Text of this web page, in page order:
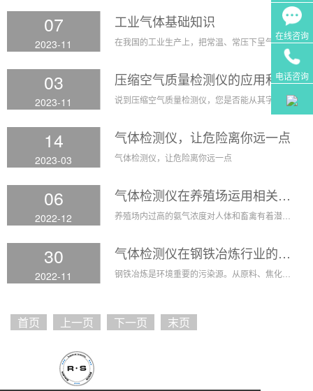
07
2023-11
工业气体基础知识
在我国的工业生产上，把常温、常压下呈气态的产品统称为工业气体产品。一种瓶装压缩液态气体，在常温常压下呈气态，气体种类有繁多，主要用于各种工业制造方面。
03
2023-11
压缩空气质量检测仪的应用和使用功能
说到压缩空气质量检测仪，您是否能从其字面上知道它是一款用来干什么的仪器？今天江阳小编将带您详细了解一下它的应用领域和使用功能。
14
2023-03
气体检测仪，让危险离你远一点
气体检测仪，让危险离你远一点
06
2022-12
气体检测仪在养殖场运用相关问题
30
2022-11
气体检测仪在钢铁冶炼行业的运用
首页 上一页 下一页 末页
在线咨询
电话咨询